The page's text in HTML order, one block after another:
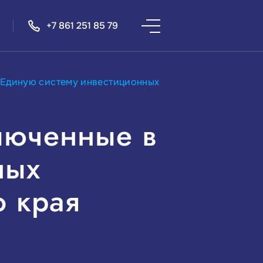
+7 861 251 85 79
систему инвестиционных
в
края